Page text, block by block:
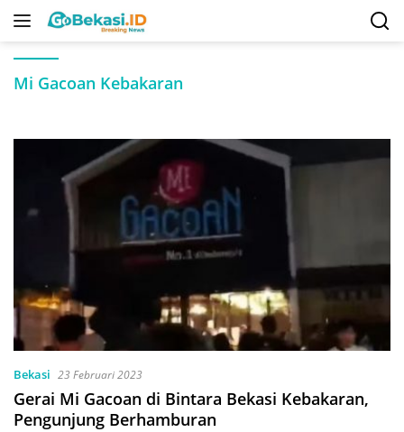
Langsung
Mi Gacoan Kebakaran
Bekasi 23 Februari 2023
Gerai Mi Gacoan di Bintara Bekasi Kebakaran,
Pengunjung Berhamburan